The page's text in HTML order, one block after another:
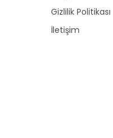
Gizlilik Politikası
İletişim